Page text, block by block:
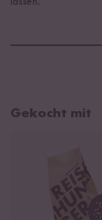
Gekocht mit